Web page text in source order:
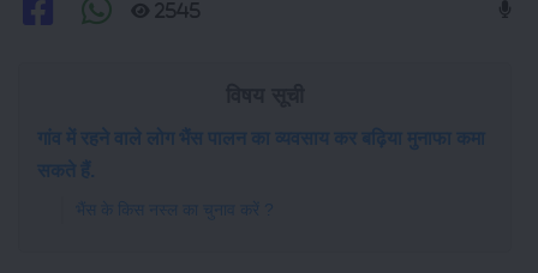
2545
गांव में रहने वाले लोग भैंस पालन का व्यवसाय कर बढ़िया मुनाफा कमा
सकते हैं.
भैंस के किस नस्ल का चुनाव करें ?